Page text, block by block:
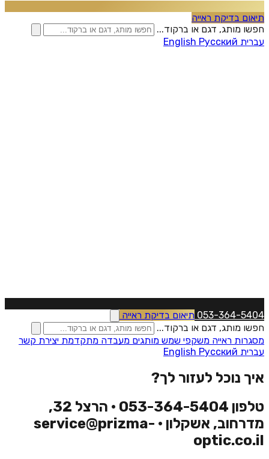
תיאום בדיקת ראייה
חפשו מותג, דגם או ברקוד...
עברית
English Русский
053-364-5404 תיאום בדיקת ראייה
חפשו מותג, דגם או ברקוד...
מסגרות ראייה משקפי שמש מותגים מעבדה מתקדמת יצירת קשר
עברית
English Русский
איך נוכל לעזור לך?
טלפון 053-364-5404 · הרצל 32,
מדרחוב, אשקלון · service@prizma-
optic.co.il